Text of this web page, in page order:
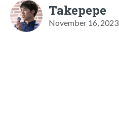
Takepepe
November 16, 2023